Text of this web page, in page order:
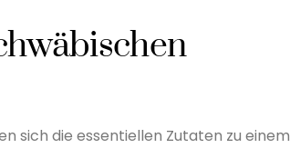
sich die essentiellen Zutaten zu einem